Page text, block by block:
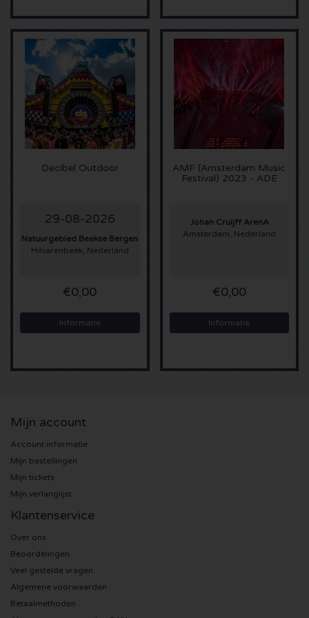
Eagles kaartjes
Justin Bieber kaartjes
Kings of Leon kaartjes
Lana del Rey kaartjes
Sting kaartjes
Olivia Rodrigo kaartjes
Tame Impala kaartjes
Sam Fender kaartjes
Bruce Springsteen kaartjes
My Chemical Romance kaartjes
Rob de Nijs kaartjes
Kingsland Festival kaartjes
Joy x Flow Festival
Het Amsterdams Verbond kaartjes
Underworld kaartjes
Peggy Gou kaartjes
No Art kaartjes
Vroeger Was Alles Beter Festival kaartjes
Decibel Outdoor
29-08-2026
Natuurgebied Beekse Bergen
Hilvarenbeek, Nederland
€0,00
Informatie
AMF (Amsterdam Music
Festival) 2023 - ADE
Johan Cruijff ArenA
Amsterdam, Nederland
€0,00
Informatie
Mijn account
Account informatie
Mijn bestellingen
Mijn tickets
Mijn verlanglijst
Klantenservice
Over ons
Beoordelingen
Veel gestelde vragen
Algemene voorwaarden
Betaalmethoden